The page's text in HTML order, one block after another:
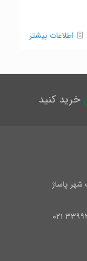
اطلاعات بیشتر
خرید کنید
پاساژ